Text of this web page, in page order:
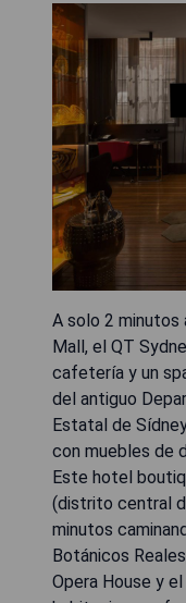
A solo 2
Mall, el QT
cafetería y un
del antiguo
Estatal de
con muebles de
Este hotel
(distrito central
minutos
Botánicos
Opera House y